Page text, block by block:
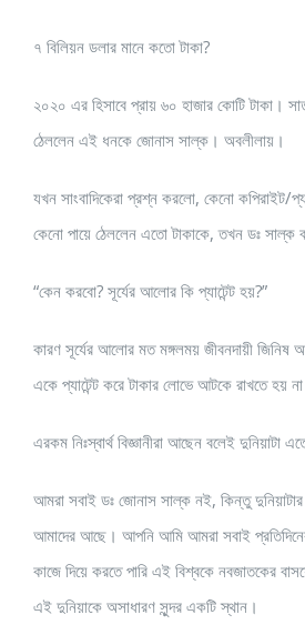
৭ বিলিয়ন ডলার মানে কতো টাকা?
২০২০ এর হিসাবে প্রায় ৬০ হাজার কোটি টাকা।
ঠেললেন এই ধনকে জোনাস সাল্ক। অবলীলায়।
যখন সাংবাদিকেরা প্রশ্ন করলো, কেনো কপিরাইট/
কেনো পায়ে ঠেললেন এতো টাকাকে, তখন ডঃ সাল্ক
“কেন করবো? সূর্যের আলোর কি প্যাটেন্ট হয়?”
কারণ সূর্যের আলোর মত মঙ্গলময় জীবনদায়ী
একে প্যাটেন্ট করে টাকার লোভে আটকে রাখতে হয়
এরকম নিঃস্বার্থ বিজ্ঞানীরা আছেন বলেই দুনিয়াটা
আমরা সবাই ডঃ জোনাস সাল্ক নই, কিন্তু
আমাদের আছে। আপনি আমি আমরা সবাই
কাজে দিয়ে করতে পারি এই বিশ্বকে নবজাতকের
এই দুনিয়াকে অসাধারণ সুন্দর একটি স্থান।